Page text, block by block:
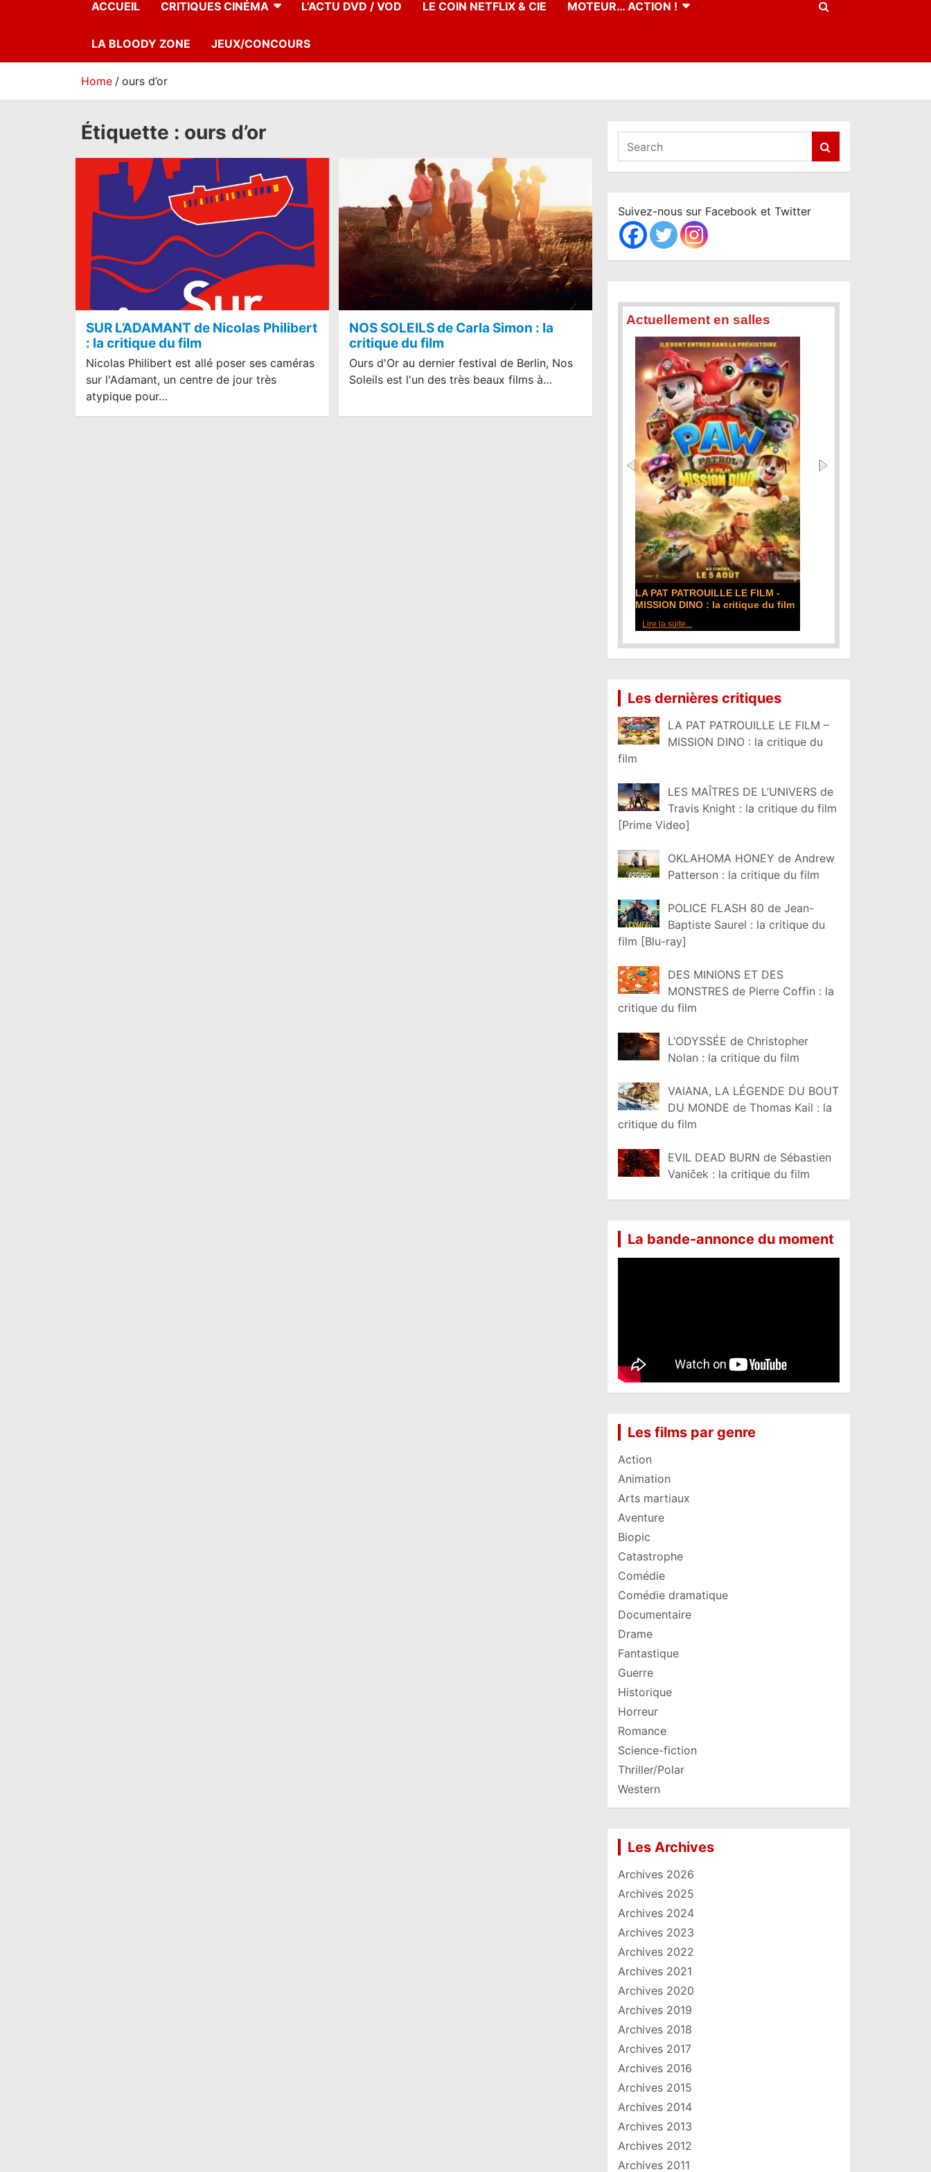
ACCUEIL CRITIQUES CINÉMA L’ACTU DVD / VOD LE COIN NETFLIX & CIE MOTEUR… ACTION !
LA BLOODY ZONE JEUX/CONCOURS
Home ours d’or
Étiquette : ours d’or
SUR L’ADAMANT de Nicolas Philibert
: la critique du film
Nicolas Philibert est allé poser ses caméras
sur l'Adamant, un centre de jour très
atypique pour…
NOS SOLEILS de Carla Simon : la
critique du film
Ours d'Or au dernier festival de Berlin, Nos
Soleils est l'un des très beaux films à…
a
c
h
Suivez-nous sur Facebook et Twitter
Actuellement en salles
DE LA COMÉDIE-FRANÇAISE : la
critique du film
Lire la suite...
Les dernières critiques
LA PAT PATROUILLE LE FILM –
MISSION DINO : la critique du
film
LES MAÎTRES DE L’UNIVERS de
Travis Knight : la critique du film
[Prime Video]
OKLAHOMA HONEY de Andrew
Patterson : la critique du film
POLICE FLASH 80 de Jean-
Baptiste Saurel : la critique du
film [Blu-ray]
DES MINIONS ET DES
MONSTRES de Pierre Coffin : la
critique du film
L’ODYSSÉE de Christopher
Nolan : la critique du film
VAIANA, LA LÉGENDE DU BOUT
DU MONDE de Thomas Kail : la
critique du film
EVIL DEAD BURN de Sébastien
Vaniček : la critique du film
La bande-annonce du moment
Les films par genre
Action
Animation
Arts martiaux
Aventure
Biopic
Catastrophe
Comédie
Comédie dramatique
Documentaire
Drame
Fantastique
Guerre
Historique
Horreur
Romance
Science-fiction
Thriller/Polar
Western
Les Archives
Archives 2026
Archives 2025
Archives 2024
Archives 2023
Archives 2022
Archives 2021
Archives 2020
Archives 2019
Archives 2018
Archives 2017
Archives 2016
Archives 2015
Archives 2014
Archives 2013
Archives 2012
Archives 2011